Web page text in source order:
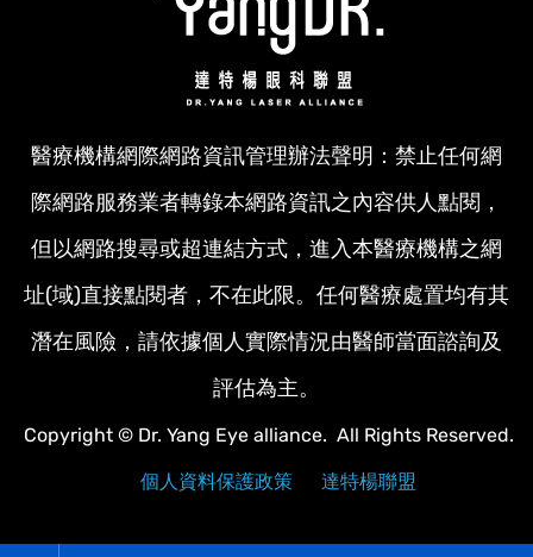
醫療機構網際網路資訊管理辦法聲明：禁止任何網
際網路服務業者轉錄本網路資訊之內容供人點閱，
但以網路搜尋或超連結方式，進入本醫療機構之網
址(域)直接點閱者，不在此限。任何醫療處置均有其
潛在風險，請依據個人實際情況由醫師當面諮詢及
評估為主。
Copyright © Dr. Yang Eye alliance. All Rights Reserved.
個人資料保護政策 達特楊聯盟